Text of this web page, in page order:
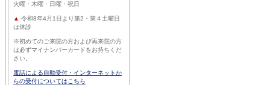
火曜・木曜・日曜・祝日
▲ 令和8年4月1日より第2・第４土曜日
は休診
※初めてのご来院の方および再来院の方
は必ずマイナンバーカードをお持ちくだ
さい。
電話による自動受付・インターネットか
らの受付についてはこちら